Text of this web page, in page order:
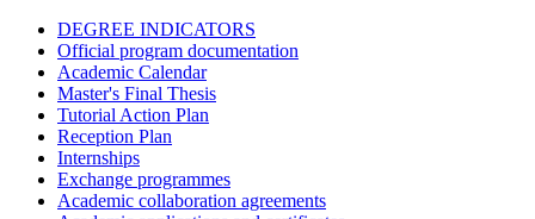
DEGREE INDICATORS
Official program documentation
Academic Calendar
Master's Final Thesis
Tutorial Action Plan
Reception Plan
Internships
Exchange programmes
Academic collaboration agreements